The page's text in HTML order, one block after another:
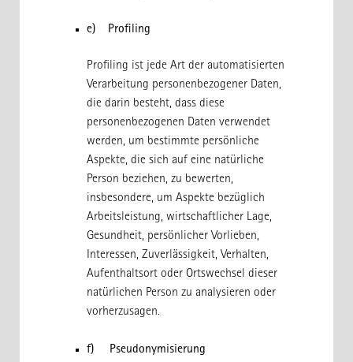
e) Profiling
Profiling ist jede Art der automatisierten
Verarbeitung personenbezogener Daten,
die darin besteht, dass diese
personenbezogenen Daten verwendet
werden, um bestimmte persönliche
Aspekte, die sich auf eine natürliche
Person beziehen, zu bewerten,
insbesondere, um Aspekte bezüglich
Arbeitsleistung, wirtschaftlicher Lage,
Gesundheit, persönlicher Vorlieben,
Interessen, Zuverlässigkeit, Verhalten,
Aufenthaltsort oder Ortswechsel dieser
natürlichen Person zu analysieren oder
vorherzusagen.
f) Pseudonymisierung